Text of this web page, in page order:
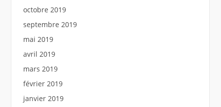
octobre 2019
septembre 2019
mai 2019
avril 2019
mars 2019
février 2019
janvier 2019